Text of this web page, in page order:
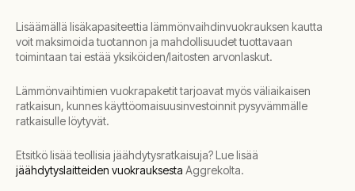
Lisäämällä lisäkapasiteettia lämmönvaihdinvuokrauksen kautta
voit maksimoida tuotannon ja mahdollisuudet tuottavaan
toimintaan tai estää yksiköiden/laitosten arvonlaskut.
Lämmönvaihtimien vuokrapaketit tarjoavat myös väliaikaisen
ratkaisun, kunnes käyttöomaisuusinvestoinnit pysyvämmälle
ratkaisulle löytyvät.
Etsitkö lisää teollisia jäähdytysratkaisuja? Lue lisää
jäähdytyslaitteiden vuokrauksesta Aggrekolta.